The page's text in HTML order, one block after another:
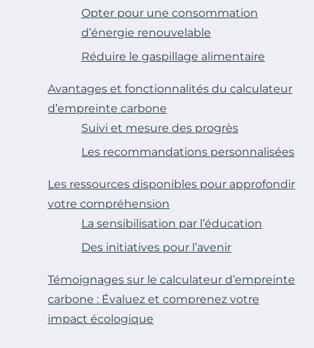
Opter pour une consommation
d’énergie renouvelable
Réduire le gaspillage alimentaire
Avantages et fonctionnalités du calculateur
d’empreinte carbone
Suivi et mesure des progrès
Les recommandations personnalisées
Les ressources disponibles pour approfondir
votre compréhension
La sensibilisation par l’éducation
Des initiatives pour l’avenir
Témoignages sur le calculateur d’empreinte
carbone : Évaluez et comprenez votre
impact écologique